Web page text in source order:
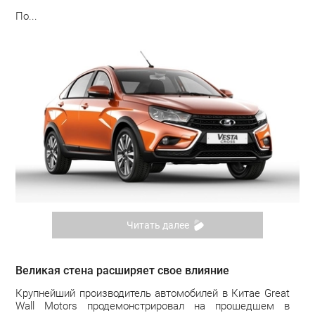
По...
Читать далее
Великая стена расширяет свое влияние
Крупнейший производитель автомобилей в Китае Great
Wall Motors продемонстрировал на прошедшем в